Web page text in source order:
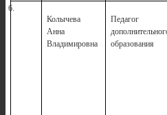
6.
Колычева
Анна
Владимировна
Педагог
образования